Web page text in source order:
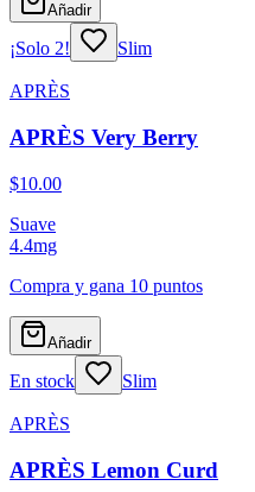
Añadir
¡Solo 2! Slim
APRÈS
APRÈS Very Berry
$10.00
Suave
4.4mg
Compra y gana 10 puntos
Añadir
En stock Slim
APRÈS
APRÈS Lemon Curd